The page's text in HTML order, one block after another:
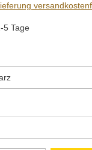
5 Tage